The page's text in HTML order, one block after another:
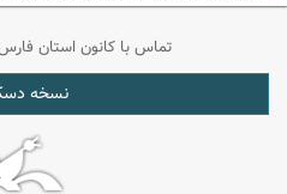
تماس با کانون استان
نسخه